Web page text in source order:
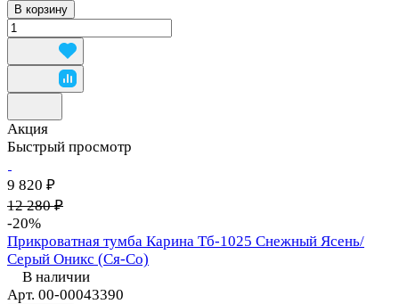
В корзину
Акция
Быстрый просмотр
9 820 ₽
12 280 ₽
-20%
Прикроватная тумба Карина Тб-1025 Снежный Ясень/
Серый Оникс (Ся-Со)
В наличии
Арт. 00-00043390